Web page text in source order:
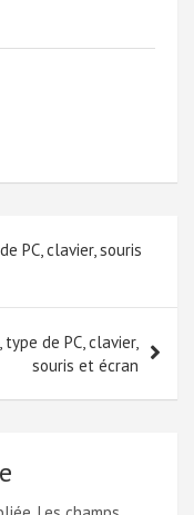
PC, clavier, souris
de PC, clavier,
souris et écran